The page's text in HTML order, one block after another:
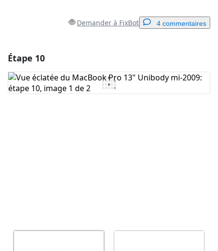
Demander à FixBot 4 commentaires
Ajouter un commentaire
Étape 10